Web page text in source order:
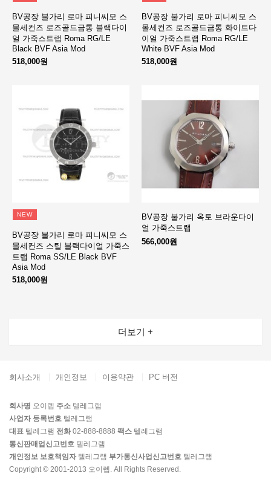
BV공장 불가리 로마 피니씨모 스
몰세컨즈 로즈골드금통 블랙다이
얼 가죽스트랩 Roma RG/LE
Black BVF Asia Mod
518,000원
BV공장 불가리 로마 피니씨모 스
몰세컨즈 로즈골드금통 화이트다
이얼 가죽스트랩 Roma RG/LE
White BVF Asia Mod
518,000원
NEW
BV공장 불가리 로마 피니씨모 스
몰세컨즈 스틸 블랙다이얼 가죽스
트랩 Roma SS/LE Black BVF
Asia Mod
518,000원
BV공장 불가리 옥토 브라운다이
얼 가죽스트랩
566,000원
더보기 +
회사소개 개인정보 이용약관 PC 버전
회사명 오이렙 주소 텔레그램
사업자 등록번호 텔레그램
대표 텔레그램 전화 02-888-8888 팩스 텔레그램
통신판매업신고번호 텔레그램
개인정보 보호책임자 텔레그램 부가통신사업신고번호 텔레그램
Copyright © 2001-2013 오이렙. All Rights Reserved.